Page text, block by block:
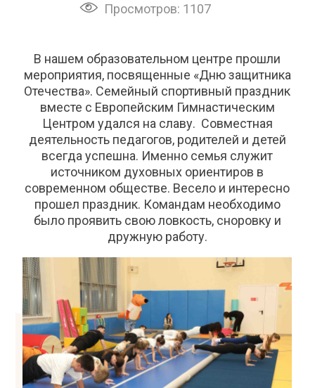
Просмотров: 1107
В нашем образовательном центре прошли
мероприятия, посвященные «Дню защитника
Отечества». Семейный спортивный праздник
вместе с Европейским Гимнастическим
Центром удался на славу. Совместная
деятельность педагогов, родителей и детей
всегда успешна. Именно семья служит
источником духовных ориентиров в
современном обществе. Весело и интересно
прошел праздник. Командам необходимо
было проявить свою ловкость, сноровку и
дружную работу.